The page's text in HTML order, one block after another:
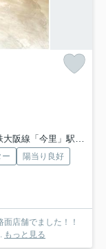
阪線「今里」駅 徒歩9分
ー
陽当り良好
店舗でました！！
もっと見る